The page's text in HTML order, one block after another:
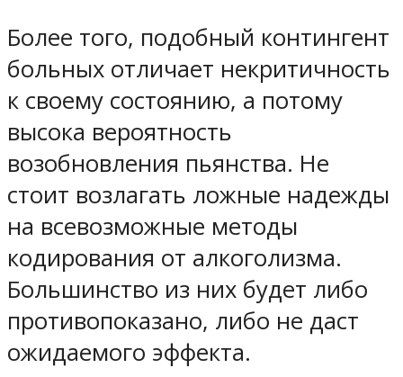
Более того, подобный контингент
больных отличает некритичность
к своему состоянию, а потому
высока вероятность
возобновления пьянства. Не
стоит возлагать ложные надежды
на всевозможные методы
кодирования от алкоголизма.
Большинство из них будет либо
противопоказано, либо не даст
ожидаемого эффекта.